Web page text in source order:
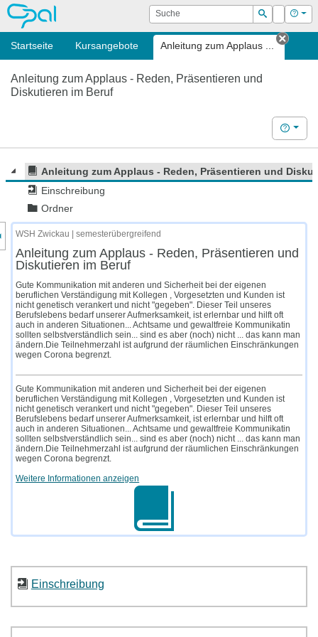
OPAL Suche
Suchen
Login Hilfe
Startseite Kursangebote Anleitung zum Applaus ...
Tab
Anleitung zum Applaus - Reden, Präsentieren und
Diskutieren im Beruf
Hilfe
Anleitung zum Applaus - Reden, Präsentieren und
Einschreibung
Ordner
des Kursmenüs
WSH Zwickau | semesterübergreifend
Anleitung zum Applaus - Reden, Präsentieren und
Diskutieren im Beruf
Gute Kommunikation mit anderen und Sicherheit bei der eigenen
beruflichen Verständigung mit Kollegen , Vorgesetzten und Kunden ist
nicht genetisch verankert und nicht "gegeben". Dieser Teil unseres
Berufslebens bedarf unserer Aufmerksamkeit, ist erlernbar und hilft oft
auch in anderen Situationen... Achtsame und gewaltfreie Kommunikatin
sollten selbstverständlich sein... sind es aber (noch) nicht ... das kann man
ändern.Die Teilnehmerzahl ist aufgrund der räumlichen Einschränkungen
wegen Corona begrenzt.
Gute Kommunikation mit anderen und Sicherheit bei der eigenen
beruflichen Verständigung mit Kollegen , Vorgesetzten und Kunden ist
nicht genetisch verankert und nicht "gegeben". Dieser Teil unseres
Berufslebens bedarf unserer Aufmerksamkeit, ist erlernbar und hilft oft
auch in anderen Situationen... Achtsame und gewaltfreie Kommunikatin
sollten selbstverständlich sein... sind es aber (noch) nicht ... das kann man
ändern.Die Teilnehmerzahl ist aufgrund der räumlichen Einschränkungen
wegen Corona begrenzt.
Weitere Informationen anzeigen
Einschreibung